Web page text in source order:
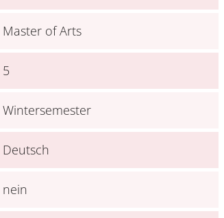
Master of Arts
5
Wintersemester
Deutsch
nein